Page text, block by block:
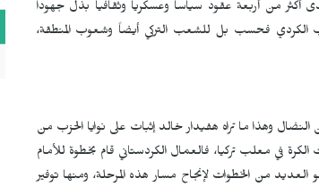
أكثر من أربعة عقود سياساً وعسكرياً وثقافياً بذل جهوداً
الكردي فحسب بل للشعب التركي أيضاً وشعوب المنطقة،
وهذا ما تراه هفيدار خالد إثبات على نوايا الحزب من
في معلب تركيا، فالعمال الكردستاني قام بخطوة للأمام
العديد من الخطوات لإنجاح مسار هذه المرحلة، ومنها توفير